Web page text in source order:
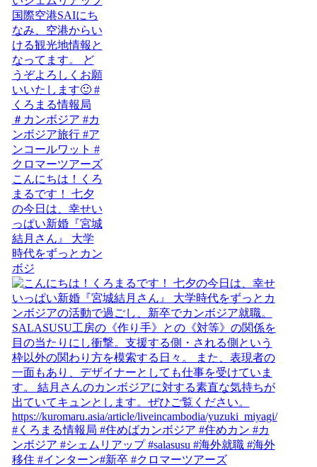
こんにちは！くろ
まるです！ 七夕
の今日は、幸せい
っぱい新婚『宮城
結月さん』 大学
時代をずっとカン
ボジ